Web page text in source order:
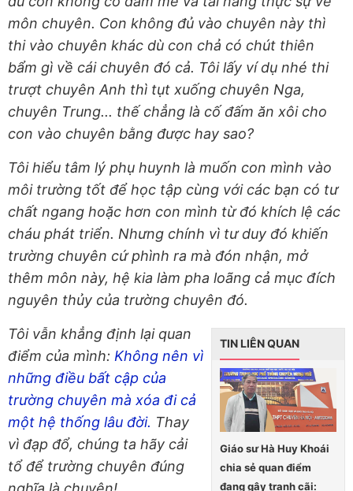
môn chuyên. Con không đủ vào chuyên này thì
thi vào chuyên khác dù con chả có chút thiên
bẩm gì về cái chuyên đó cả. Tôi lấy ví dụ nhé thi
trượt chuyên Anh thì tụt xuống chuyên Nga,
chuyên Trung... thế chẳng là cố đấm ăn xôi cho
con vào chuyên bằng được hay sao?
Tôi hiểu tâm lý phụ huynh là muốn con mình vào
môi trường tốt để học tập cùng với các bạn có tư
chất ngang hoặc hơn con mình từ đó khích lệ các
cháu phát triển. Nhưng chính vì tư duy đó khiến
trường chuyên cứ phình ra mà đón nhận, mở
thêm môn này, hệ kia làm pha loãng cả mục đích
nguyên thủy của trường chuyên đó.
TIN LIÊN QUAN
Giáo sư Hà Huy Khoái
chia sẻ quan điểm
đang gây tranh cãi:
Tôi vẫn khẳng định lại quan
điểm của mình: Không nên vì
những điều bất cập của
trường chuyên mà xóa đi cả
một hệ thống lâu đời. Thay
vì đạp đổ, chúng ta hãy cải
tổ để trường chuyên đúng